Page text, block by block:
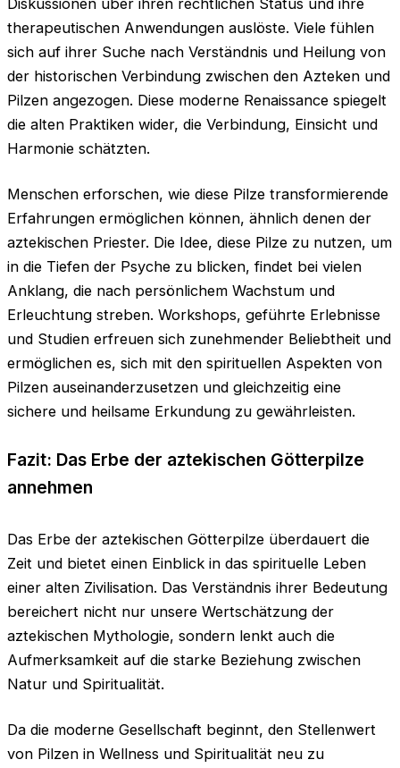
therapeutischen Anwendungen auslöste. Viele fühlen
sich auf ihrer Suche nach Verständnis und Heilung von
der historischen Verbindung zwischen den Azteken und
Pilzen angezogen. Diese moderne Renaissance spiegelt
die alten Praktiken wider, die Verbindung, Einsicht und
Harmonie schätzten.
Menschen erforschen, wie diese Pilze transformierende
Erfahrungen ermöglichen können, ähnlich denen der
aztekischen Priester. Die Idee, diese Pilze zu nutzen, um
in die Tiefen der Psyche zu blicken, findet bei vielen
Anklang, die nach persönlichem Wachstum und
Erleuchtung streben. Workshops, geführte Erlebnisse
und Studien erfreuen sich zunehmender Beliebtheit und
ermöglichen es, sich mit den spirituellen Aspekten von
Pilzen auseinanderzusetzen und gleichzeitig eine
sichere und heilsame Erkundung zu gewährleisten.
Fazit: Das Erbe der aztekischen Götterpilze
annehmen
Das Erbe der aztekischen Götterpilze überdauert die
Zeit und bietet einen Einblick in das spirituelle Leben
einer alten Zivilisation. Das Verständnis ihrer Bedeutung
bereichert nicht nur unsere Wertschätzung der
aztekischen Mythologie, sondern lenkt auch die
Aufmerksamkeit auf die starke Beziehung zwischen
Natur und Spiritualität.
Da die moderne Gesellschaft beginnt, den Stellenwert
von Pilzen in Wellness und Spiritualität neu zu